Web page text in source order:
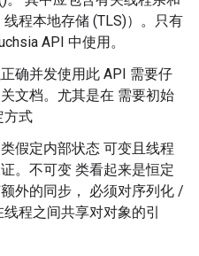
程本地存储 (TLS)）。只有
API 中使用。
确并发使用此 API 需要仔
文档。尤其是在 需要初始
方式
类假定内部状态 可变且线程
。不可变 类看起来是恒定
外的同步， 必须对序列化 /
程之间共享对对象的引